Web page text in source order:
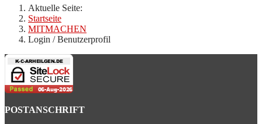
Aktuelle Seite:
Startseite
MITMACHEN
Login / Benutzerprofil
POSTANSCHRIFT